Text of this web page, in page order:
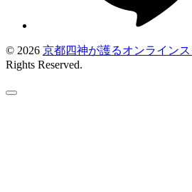
© 2026 京都四神が護るオンライン
Rights Reserved.